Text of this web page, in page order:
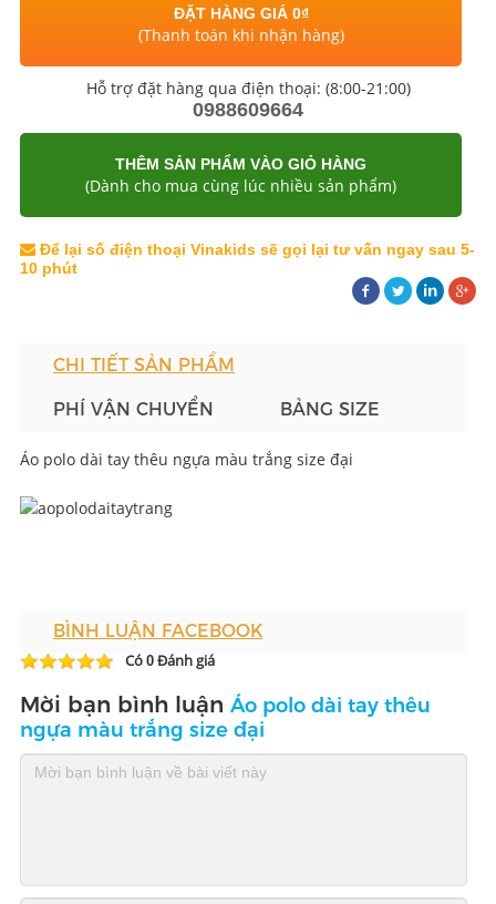
ĐẶT HÀNG GIÁ 0₫
(Thanh toán khi nhận hàng)
Hỗ trợ đặt hàng qua điện thoại: (8:00-21:00)
0988609664
THÊM SẢN PHẨM VÀO GIỎ HÀNG
(Dành cho mua cùng lúc nhiều sản phẩm)
Để lại số điện thoại Vinakids sẽ gọi lại tư vấn ngay sau 5-
10 phút
CHI TIẾT SẢN PHẨM
PHÍ VẬN CHUYỂN BẢNG SIZE
Áo polo dài tay thêu ngựa màu trắng size đại
BÌNH LUẬN FACEBOOK
Có 0 Đánh giá
Mời bạn bình luận Áo polo dài tay thêu
ngựa màu trắng size đại